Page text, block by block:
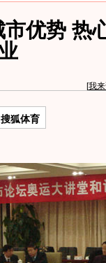
优势 热
[我
狐体育